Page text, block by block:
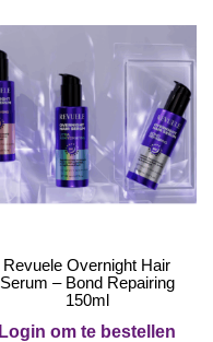
Revuele Overnight Hair
Serum – Bond Repairing
150ml
Login om te bestellen